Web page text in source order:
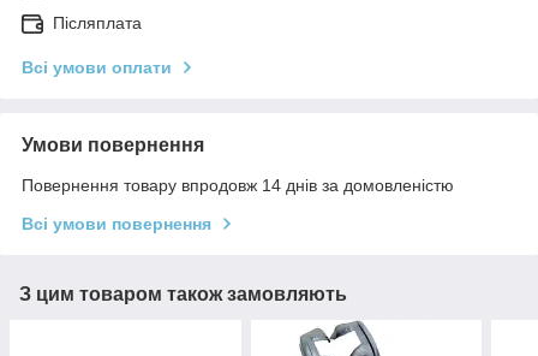
Післяплата
Всі умови оплати
Умови повернення
Повернення товару впродовж 14 днів за домовленістю
Всі умови повернення
З цим товаром також замовляють